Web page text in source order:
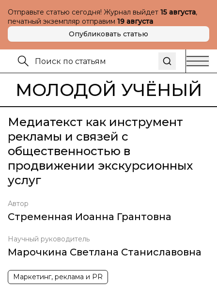
Отправьте статью сегодня! Журнал выйдет 15 августа,
печатный экземпляр отправим 19 августа
Опубликовать статью
МОЛОДОЙ УЧЁНЫЙ
Медиатекст как инструмент
рекламы и связей с
общественностью в
продвижении экскурсионных
услуг
Автор
Стременная Иоанна Грантовна
Научный руководитель
Марочкина Светлана Станиславовна
Маркетинг, реклама и PR